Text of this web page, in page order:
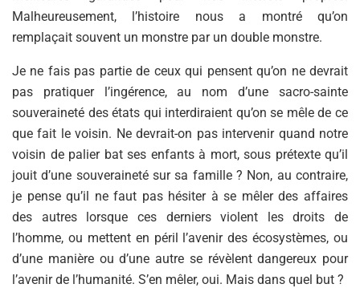
Malheureusement, l’histoire nous a montré qu’on
remplaçait souvent un monstre par un double monstre.
Je ne fais pas partie de ceux qui pensent qu’on ne devrait
pas pratiquer l’ingérence, au nom d’une sacro-sainte
souveraineté des états qui interdiraient qu’on se mêle de ce
que fait le voisin. Ne devrait-on pas intervenir quand notre
voisin de palier bat ses enfants à mort, sous prétexte qu’il
jouit d’une souveraineté sur sa famille ? Non, au contraire,
je pense qu’il ne faut pas hésiter à se mêler des affaires
des autres lorsque ces derniers violent les droits de
l’homme, ou mettent en péril l’avenir des écosystèmes, ou
d’une manière ou d’une autre se révèlent dangereux pour
l’avenir de l’humanité. S’en mêler, oui. Mais dans quel but ?